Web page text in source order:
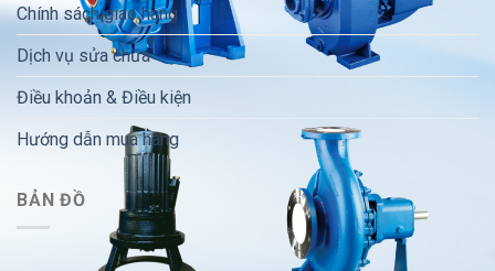
Chính sách giao hàng
Dịch vụ sửa chữa
Điều khoản & Điều kiện
Hướng dẫn mua hàng
BẢN ĐỒ